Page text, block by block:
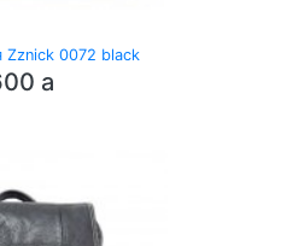
0072 black
a